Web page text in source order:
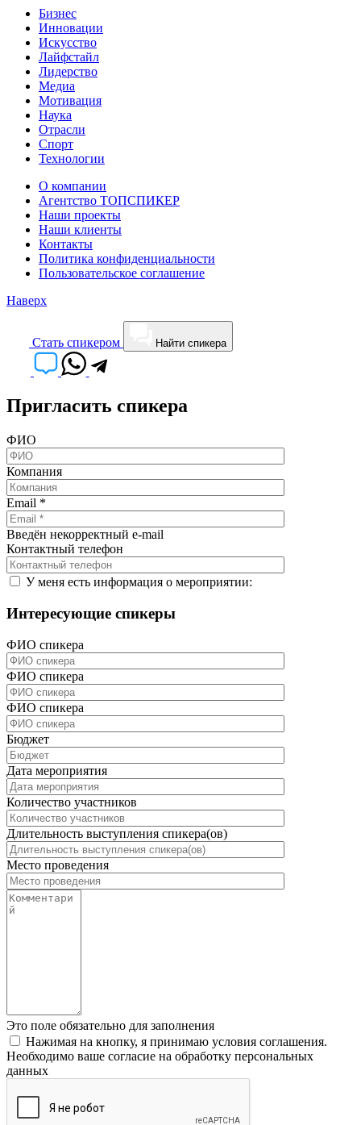
Бизнес
Инновации
Искусство
Лайфстайл
Лидерство
Медиа
Мотивация
Наука
Отрасли
Спорт
Технологии
О компании
Агентство ТОПСПИКЕР
Наши проекты
Наши клиенты
Контакты
Политика конфиденциальности
Пользовательское соглашение
Наверх
Cтать спикером Найти спикера
Пригласить спикера
ФИО
Компания
Email *
Введён некорректный e-mail
Контактный телефон
У меня есть информация о мероприятии:
Интересующие спикеры
ФИО спикера
ФИО спикера
ФИО спикера
Бюджет
Дата мероприятия
Количество участников
Длительность выступления спикера(ов)
Место проведения
Это поле обязательно для заполнения
Нажимая на кнопку, я принимаю условия соглашения.
Необходимо ваше согласие на обработку персональных
данных